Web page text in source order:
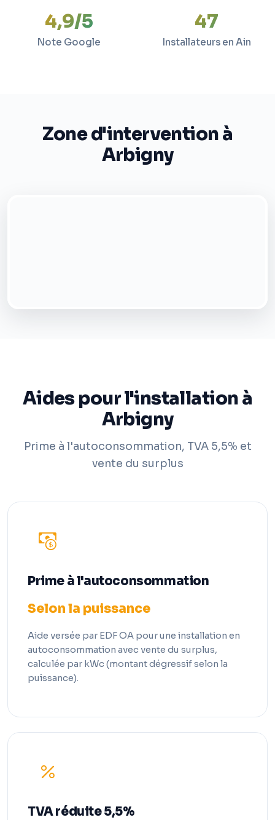
4,9/5
Note Google
47
Installateurs en Ain
Zone d'intervention à
Arbigny
Aides pour l'installation à
Arbigny
Prime à l'autoconsommation, TVA 5,5% et
vente du surplus
Prime à l'autoconsommation
Selon la puissance
Aide versée par EDF OA pour une installation en
autoconsommation avec vente du surplus,
calculée par kWc (montant dégressif selon la
puissance).
TVA réduite 5,5%